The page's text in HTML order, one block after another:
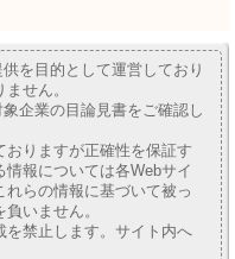
を目的として運営しており
せん。
企業の目論見書をご確認し
りますが正確性を保証す
報については各Webサイ
れらの情報に基づいて被っ
いません。
を禁止します。サイト内へ